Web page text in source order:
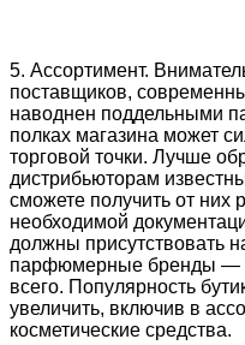
5. Ассортимент.
поставщиков,
наводнен поддельными
полках магазина может
торговой точки. Лучше
дистрибьюторам
сможете получить от них
необходимой
должны присутствовать
парфюмерные бренды —
всего. Популярность
увеличить, включив в
косметические средства.